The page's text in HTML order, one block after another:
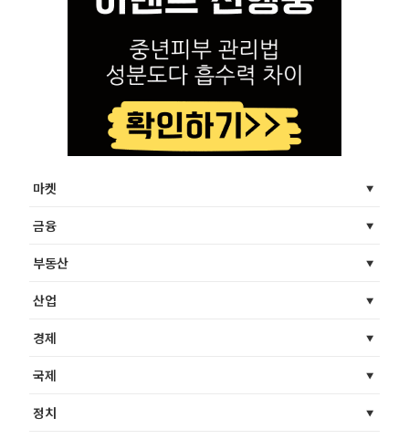
마켓
금융
부동산
산업
경제
국제
정치